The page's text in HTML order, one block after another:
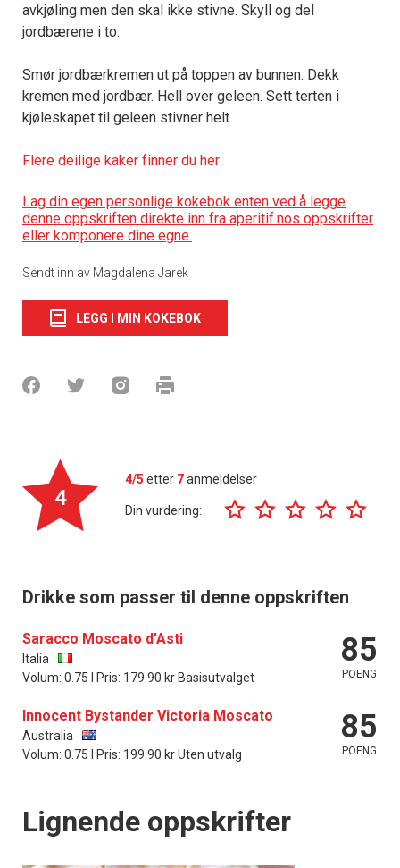
avkjøling men den skal ikke stivne. Skyll og del
jordbærene i to.
Smør jordbærkremen ut på toppen av bunnen. Dekk
kremen med jordbær. Hell over geleen. Sett terten i
kjøleskapet til geleen stivner helt.
Flere deilige kaker finner du her
Lag din egen personlige kokebok enten ved å legge
denne oppskriften direkte inn fra aperitif.nos oppskrifter
eller komponere dine egne.
Sendt inn av Magdalena Jarek
LEGG I MIN KOKEBOK
4
4/5 etter 7anmeldelser
Din vurdering:
Drikke som passer til denne oppskriften
Saracco Moscato d'Asti
Italia
Volum: 0.75 l Pris: 179.90 kr Basisutvalget
85
POENG
Innocent Bystander Victoria Moscato
Australia
Volum: 0.75 l Pris: 199.90 kr Uten utvalg
85
POENG
Lignende oppskrifter